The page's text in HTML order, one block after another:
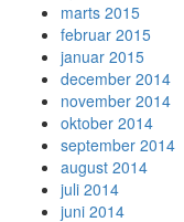
marts 2015
februar 2015
januar 2015
december 2014
november 2014
oktober 2014
september 2014
august 2014
juli 2014
juni 2014